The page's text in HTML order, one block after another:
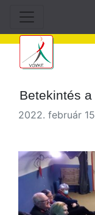
Betekintés
2022. február